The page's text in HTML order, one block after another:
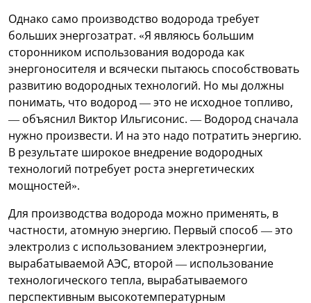
Однако само производство водорода требует
больших энергозатрат. «Я являюсь большим
сторонником использования водорода как
энергоносителя и всячески пытаюсь способствовать
развитию водородных технологий. Но мы должны
понимать, что водород — это не исходное топливо,
— объяснил Виктор Ильгисонис. — Водород сначала
нужно произвести. И на это надо потратить энергию.
В результате широкое внедрение водородных
технологий потребует роста энергетических
мощностей».
Для производства водорода можно применять, в
частности, атомную энергию. Первый способ — это
электролиз с использованием электроэнергии,
вырабатываемой АЭС, второй — использование
технологического тепла, вырабатываемого
перспективным высокотемпературным